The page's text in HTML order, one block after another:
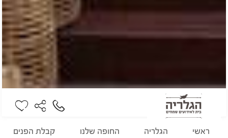
ראשי הגלריה החופה שלנו קבלת הפנים